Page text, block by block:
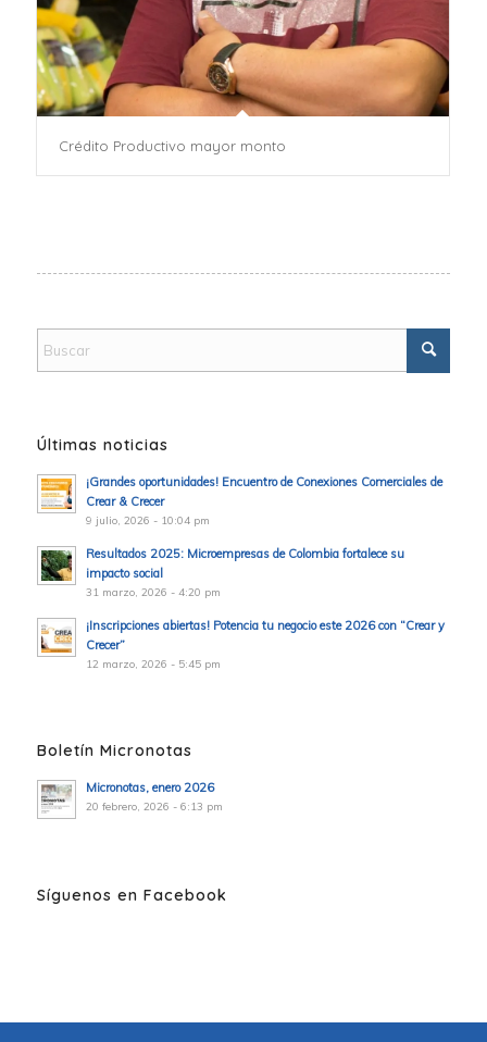
Crédito Productivo mayor monto
Últimas noticias
¡Grandes oportunidades! Encuentro de Conexiones Comerciales de
Crear & Crecer
9 julio, 2026 - 10:04 pm
Resultados 2025: Microempresas de Colombia fortalece su
impacto social
31 marzo, 2026 - 4:20 pm
¡Inscripciones abiertas! Potencia tu negocio este 2026 con “Crear y
Crecer”
12 marzo, 2026 - 5:45 pm
Boletín Micronotas
Micronotas, enero 2026
20 febrero, 2026 - 6:13 pm
Síguenos en Facebook